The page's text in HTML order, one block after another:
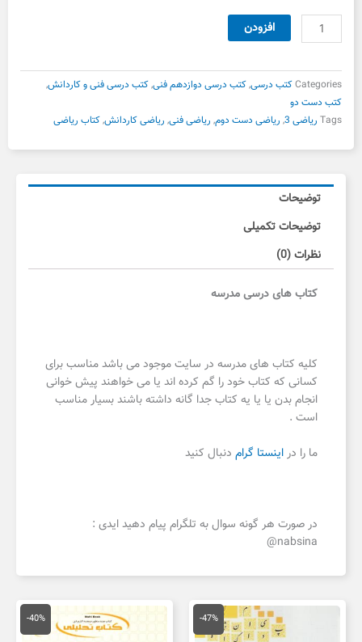
کتاب
ریاضی
دوازدهم
دست
دوم
عدد
افزودن
Categoriesکتب درسی,کتب درسی دوازدهم فنی,کتب درسی فنی و کاردانش,
کتب دست دو
Tags ریاضی 3 , ریاضی دست دوم, ریاضی فنی, ریاضی کاردانش,کتاب ریاضی
توضیحات
توضیحات تکمیلی
نظرات (0)
کتاب های درسی مدرسه
کلیه کتاب های مدرسه در سایت موجود می باشد مناسب برای
کسانی که کتاب خود را گم کرده اند یا می خواهند پیش خوانی
انجام بدن یا یا یه کتاب جدا گانه داشته باشند بسیار مناسب
است .
ما را دراینستا گرام دنبال کنید
در صورت هر گونه سوال به تلگرام پیام دهید ایدی :
nabsina@
-47%
قیمت
اصلی
150,000 تومان
قیمت
فعلی
-40%
قیمت
اصلی
134,000 تومان
قیمت
فعلی